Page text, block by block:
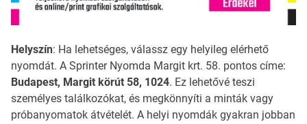
Helyszín: Ha lehetséges, válassz egy helyileg elérhető
nyomdát. A Sprinter Nyomda Margit krt. 58. pontos címe:
Budapest, Margit körút 58, 1024. Ez lehetővé teszi
személyes találkozókat, és megkönnyíti a minták vagy
próbanyomatok átvételét. A helyi nyomdák gyakran jobban